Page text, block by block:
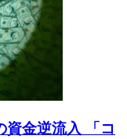
資金逆流入 「コ